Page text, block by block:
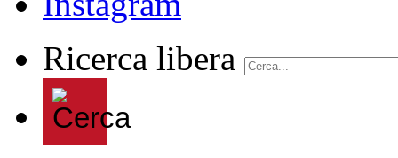
Ricerca libera